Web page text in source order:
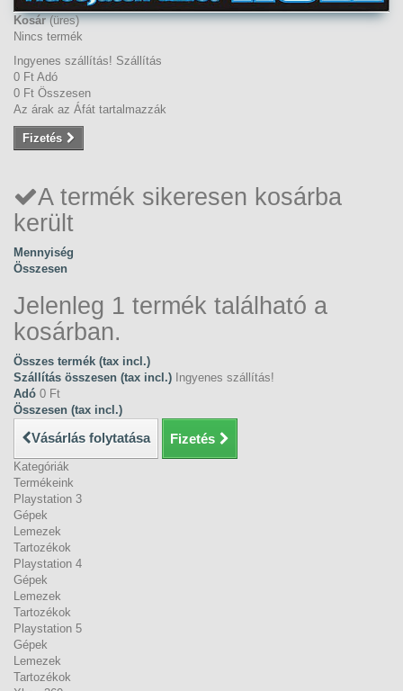
Kosár (üres)
Nincs termék
Ingyenes szállítás! Szállítás
0 Ft‎ Adó
0 Ft‎ Összesen
Az árak az Áfát tartalmazzák
Fizetés
A termék sikeresen kosárba
került
Mennyiség
Összesen
Jelenleg 1 termék található a
kosárban.
Összes termék (tax incl.)
Szállítás összesen (tax incl.) Ingyenes szállítás!
Adó 0 Ft‎
Összesen (tax incl.)
Vásárlás folytatása Fizetés
Kategóriák
Termékeink
Playstation 3
Gépek
Lemezek
Tartozékok
Playstation 4
Gépek
Lemezek
Tartozékok
Playstation 5
Gépek
Lemezek
Tartozékok